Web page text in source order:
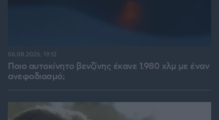
Ποιο αυτοκίνητο βενζίνης έκανε 1.980 χλμ με έναν
ανεφοδιασμό;
06.08.2026, 19:12